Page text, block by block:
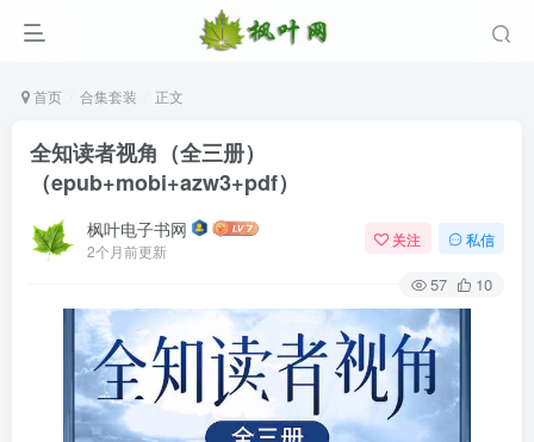
首页 合集套装 正文
全知读者视角（全三册）
（epub+mobi+azw3+pdf）
枫叶电子书网
2个月前更新
关注 私信
57 10